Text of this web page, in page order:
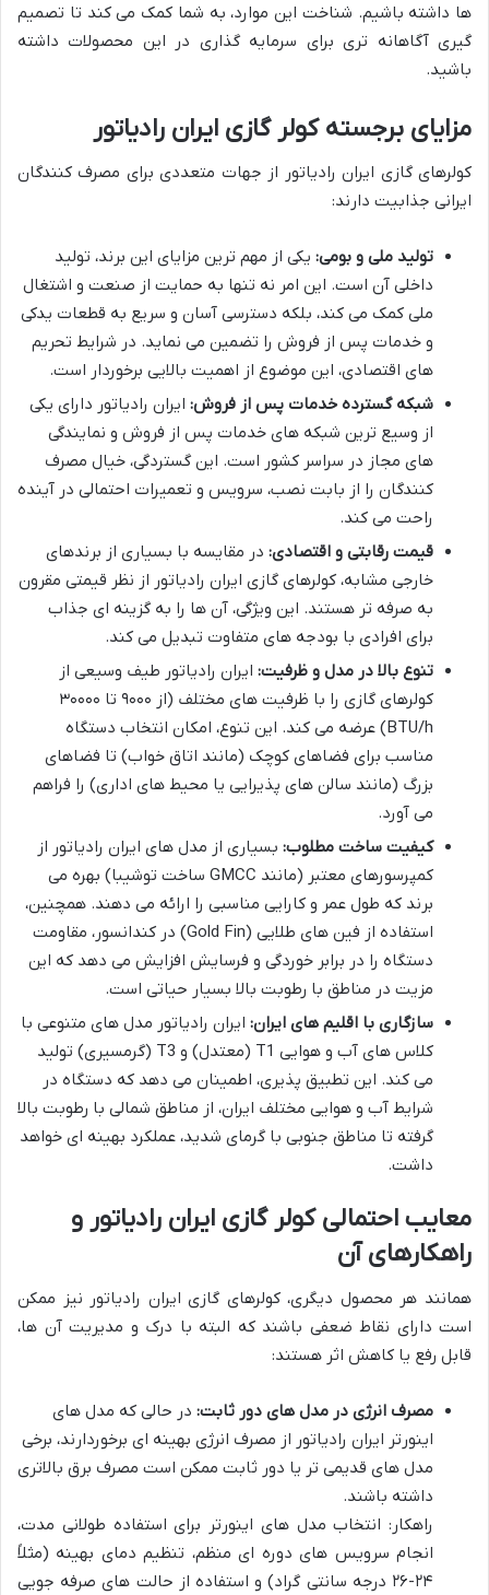
ها داشته باشیم. شناخت این موارد، به شما کمک می کند تا تصمیم
گیری آگاهانه تری برای سرمایه گذاری در این محصولات داشته
باشید.
مزایای برجسته کولر گازی ایران رادیاتور
کولرهای گازی ایران رادیاتور از جهات متعددی برای مصرف کنندگان
ایرانی جذابیت دارند:
تولید ملی و بومی: یکی از مهم ترین مزایای این برند، تولید
داخلی آن است. این امر نه تنها به حمایت از صنعت و اشتغال
ملی کمک می کند، بلکه دسترسی آسان و سریع به قطعات یدکی
و خدمات پس از فروش را تضمین می نماید. در شرایط تحریم
های اقتصادی، این موضوع از اهمیت بالایی برخوردار است.
شبکه گسترده خدمات پس از فروش: ایران رادیاتور دارای یکی
از وسیع ترین شبکه های خدمات پس از فروش و نمایندگی
های مجاز در سراسر کشور است. این گستردگی، خیال مصرف
کنندگان را از بابت نصب، سرویس و تعمیرات احتمالی در آینده
راحت می کند.
قیمت رقابتی و اقتصادی: در مقایسه با بسیاری از برندهای
خارجی مشابه، کولرهای گازی ایران رادیاتور از نظر قیمتی مقرون
به صرفه تر هستند. این ویژگی، آن ها را به گزینه ای جذاب
برای افرادی با بودجه های متفاوت تبدیل می کند.
تنوع بالا در مدل و ظرفیت: ایران رادیاتور طیف وسیعی از
کولرهای گازی را با ظرفیت های مختلف (از ۹۰۰۰ تا ۳۰۰۰۰
BTU/h) عرضه می کند. این تنوع، امکان انتخاب دستگاه
مناسب برای فضاهای کوچک (مانند اتاق خواب) تا فضاهای
بزرگ (مانند سالن های پذیرایی یا محیط های اداری) را فراهم
می آورد.
کیفیت ساخت مطلوب: بسیاری از مدل های ایران رادیاتور از
کمپرسورهای معتبر (مانند GMCC ساخت توشیبا) بهره می
برند که طول عمر و کارایی مناسبی را ارائه می دهند. همچنین،
استفاده از فین های طلایی (Gold Fin) در کندانسور، مقاومت
دستگاه را در برابر خوردگی و فرسایش افزایش می دهد که این
مزیت در مناطق با رطوبت بالا بسیار حیاتی است.
سازگاری با اقلیم های ایران: ایران رادیاتور مدل های متنوعی با
کلاس های آب و هوایی T1 (معتدل) و T3 (گرمسیری) تولید
می کند. این تطبیق پذیری، اطمینان می دهد که دستگاه در
شرایط آب و هوایی مختلف ایران، از مناطق شمالی با رطوبت بالا
گرفته تا مناطق جنوبی با گرمای شدید، عملکرد بهینه ای خواهد
داشت.
معایب احتمالی کولر گازی ایران رادیاتور و
راهکارهای آن
همانند هر محصول دیگری، کولرهای گازی ایران رادیاتور نیز ممکن
است دارای نقاط ضعفی باشند که البته با درک و مدیریت آن ها،
قابل رفع یا کاهش اثر هستند:
مصرف انرژی در مدل های دور ثابت: در حالی که مدل های
اینورتر ایران رادیاتور از مصرف انرژی بهینه ای برخوردارند، برخی
مدل های قدیمی تر یا دور ثابت ممکن است مصرف برق بالاتری
داشته باشند.
راهکار: انتخاب مدل های اینورتر برای استفاده طولانی مدت،
انجام سرویس های دوره ای منظم، تنظیم دمای بهینه (مثلاً
۲۴-۲۶ درجه سانتی گراد) و استفاده از حالت های صرفه جویی